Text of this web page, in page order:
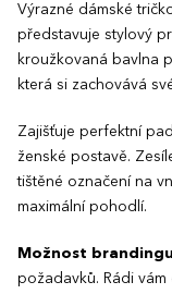
Výrazné dámské
představuje stylový
kroužkovaná bavlna
která si zachovává
Zajišťuje perfektní
ženské postavě.
tištěné označení na
maximální pohodlí.
Možnost
požadavků. Rádi